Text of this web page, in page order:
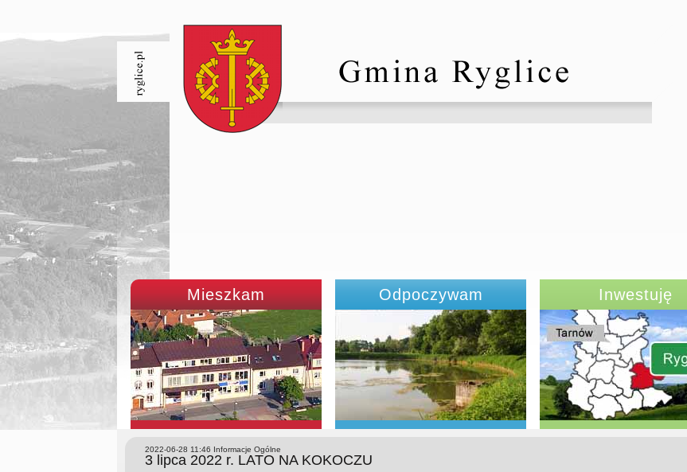
Mieszkam Odpoczywam Inwestuję
2022-06-28 11:46 Informacje Ogólne
3 lipca 2022 r. LATO NA KOKOCZU